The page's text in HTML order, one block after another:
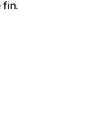
fin.